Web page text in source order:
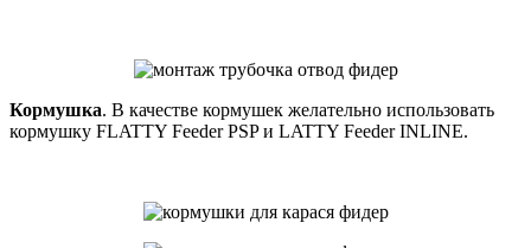
Кормушка. В качестве кормушек желательно использовать
кормушку FLATTY Feeder PSP и LATTY Feeder INLINE.